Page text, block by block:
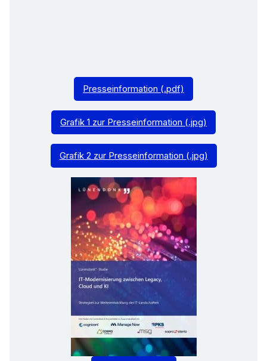
Presseinformation (.pdf)
Grafik 1 zur Presseinformation (.jpg)
Grafik 2 zur Presseinformation (.jpg)